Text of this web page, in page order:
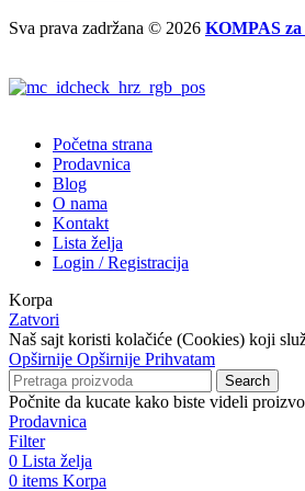
Sva prava zadržana © 2026 KOMPAS za
Početna strana
Prodavnica
Blog
O nama
Kontakt
Lista želja
Login / Registracija
Korpa
Zatvori
Naš sajt koristi kolačiće (Cookies) koji
Opširnije Opširnije Prihvatam
Search
Počnite da kucate kako biste videli
Prodavnica
Filter
0 Lista želja
0 items Korpa